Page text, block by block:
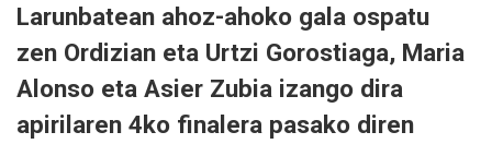
Larunbatean ahoz-ahoko gala ospatu
zen Ordizian eta Urtzi Gorostiaga, Maria
Alonso eta Asier Zubia izango dira
apirilaren 4ko finalera pasako diren